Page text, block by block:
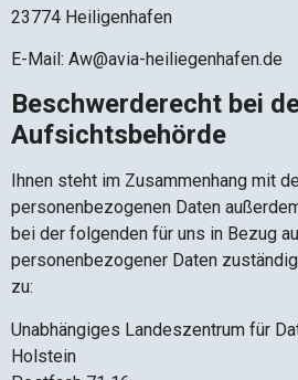
23774 Heiligenhafen
E-Mail: Aw@avia-heiliegenhafen.de
Beschwerderecht bei
Aufsichtsbehörde
Ihnen steht im Zusammenhang mit
personenbezogenen Daten
bei der folgenden für uns in Bezug
personenbezogener Daten
zu:
Unabhängiges Landeszentrum für
Holstein